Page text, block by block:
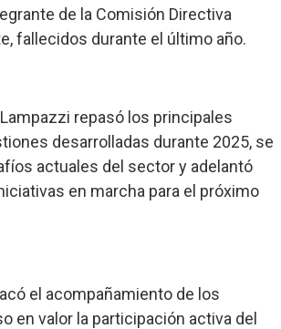
de la Comisión Directiva
fallecidos durante el último año.
repasó los principales
desarrolladas durante 2025, se
actuales del sector y adelantó
en marcha para el próximo
el acompañamiento de los
en valor la participación activa del